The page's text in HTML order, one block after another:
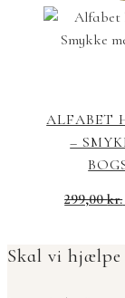
ALFABET
–
299,00kr.
Skal vi hjælpe